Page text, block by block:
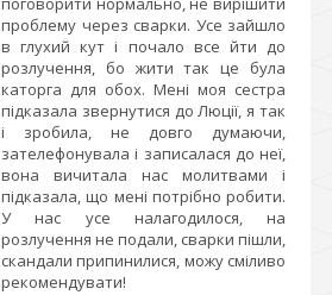
проблему через сварки. Усе зайшло
в глухий кут і почало все йти до
розлучення, бо жити так це була
каторга для обох. Мені моя сестра
підказала звернутися до Люції, я так
і зробила, не довго думаючи,
зателефонувала і записалася до неї,
вона вичитала нас молитвами і
підказала, що мені потрібно робити.
У нас усе налагодилося, на
розлучення не подали, сварки пішли,
скандали припинилися, можу сміливо
рекомендувати!